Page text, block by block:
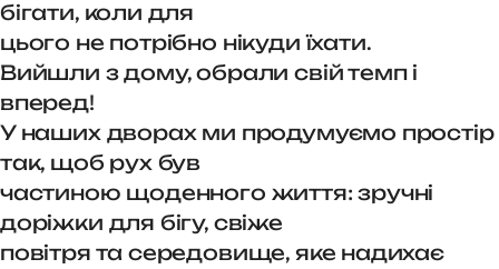
бігати, коли для
цього не потрібно нікуди їхати.
Вийшли з дому, обрали свій темп і
вперед!
У наших дворах ми продумуємо простір
так, щоб рух був
частиною щоденного життя: зручні
доріжки для бігу, свіже
повітря та середовище, яке надихає